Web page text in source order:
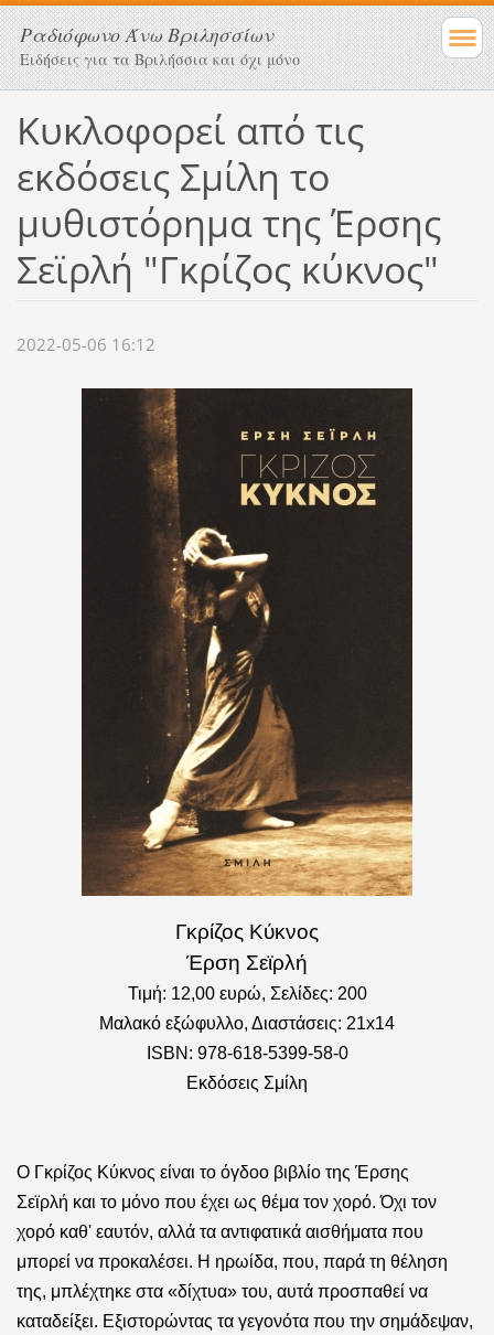
Ραδιόφωνο Άνω Βριλησσίων
Ειδήσεις για τα Βριλήσσια και όχι μόνο
Κυκλοφορεί από τις
εκδόσεις Σμίλη το
μυθιστόρημα της Έρσης
Σεϊρλή "Γκρίζος κύκνος"
2022-05-06 16:12
Γκρίζος Κύκνος
Έρση Σεϊρλή
Τιμή: 12,00 ευρώ, Σελίδες: 200
Μαλακό εξώφυλλο, Διαστάσεις: 21x14
ISBN: 978-618-5399-58-0
Εκδόσεις Σμίλη
Ο Γκρίζος Κύκνος είναι το όγδοο βιβλίο της Έρσης
Σεϊρλή και το μόνο που έχει ως θέμα τον χορό. Όχι τον
χορό καθ' εαυτόν, αλλά τα αντιφατικά αισθήματα που
μπορεί να προκαλέσει. Η ηρωίδα, που, παρά τη θέληση
της, μπλέχτηκε στα «δίχτυα» του, αυτά προσπαθεί να
καταδείξει. Εξιστορώντας τα γεγονότα που την σημάδεψαν,